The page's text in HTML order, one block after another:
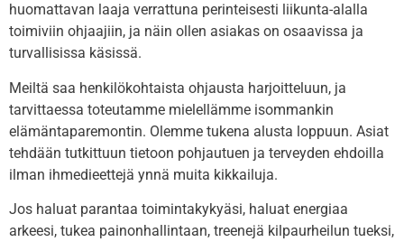
huomattavan laaja verrattuna perinteisesti liikunta-alalla
toimiviin ohjaajiin, ja näin ollen asiakas on osaavissa ja
turvallisissa käsissä.
Meiltä saa henkilökohtaista ohjausta harjoitteluun, ja
tarvittaessa toteutamme mielellämme isommankin
elämäntaparemontin. Olemme tukena alusta loppuun. Asiat
tehdään tutkittuun tietoon pohjautuen ja terveyden ehdoilla
ilman ihmedieettejä ynnä muita kikkailuja.
Jos haluat parantaa toimintakykyäsi, haluat energiaa
arkeesi, tukea painonhallintaan, treenejä kilpaurheilun tueksi,